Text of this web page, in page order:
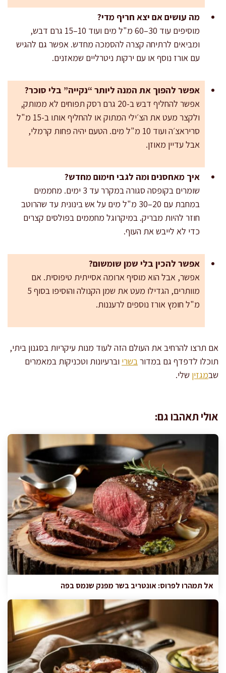
מה עושים אם יצא חריף מדי?
מוסיפים עוד 30–60 מ"ל מים ועוד 10–15 גרם דבש,
ומביאים לרתיחה קצרה להסמכה מחדש. אפשר גם להגיש
עם אורז נוסף או עם ירקות ניטרליים שמאזנים.
אפשר להפוך את המנה ליותר “נקייה” בלי סוכר?
אפשר להחליף דבש ב-20 גרם רסק תפוחים לא ממותק,
ולקצר מעט את הצ׳ילי המתוק או להחליף אותו ב-15 מ"ל
סריראצ׳ה ועוד 10 מ"ל מים. הטעם יהיה פחות קרמלי,
אבל עדיין מאוזן.
איך מאחסנים ומה לגבי חימום מחדש?
שומרים בקופסה סגורה במקרר עד 3 ימים. מחממים
במחבת עם 20–30 מ"ל מים על אש בינונית עד שהרוטב
חוזר להיות מבריק. במיקרוגל מחממים בפולסים קצרים
כדי לא לייבש את העוף.
אפשר להכין בלי שמן שומשום?
אפשר, אבל הוא מוסיף ארומה אסייתית טיפוסית. אם
מוותרים, הגדילו מעט את שמן הקנולה והוסיפו בסוף 5
מ"ל חומץ אורז נוספים לרעננות.
אם תרצו להרחיב את העולם הזה לעוד מנות עיקריות בסגנון ביתי,
תוכלו לדפדף גם במדורבשרי וברעיונות וטכניקות במאמרים
שבמגזין שלי.
אולי תאהבו גם:
אל תמהרו לפרוס: אונטריב בשר מפנק שנמס בפה